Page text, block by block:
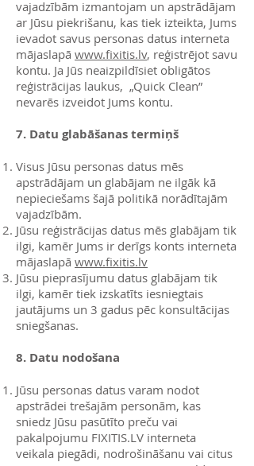
vajadzībām izmantojam un apstrādājam
ar Jūsu piekrišanu, kas tiek izteikta, Jums
ievadot savus personas datus interneta
mājaslapā www.fixitis.lv, reģistrējot savu
kontu. Ja Jūs neaizpildīsiet obligātos
reģistrācijas laukus, „Quick Clean”
nevarēs izveidot Jums kontu.
7. Datu glabāšanas termiņš
Visus Jūsu personas datus mēs
apstrādājam un glabājam ne ilgāk kā
nepieciešams šajā politikā norādītajām
vajadzībām.
Jūsu reģistrācijas datus mēs glabājam tik
ilgi, kamēr Jums ir derīgs konts interneta
mājaslapā www.fixitis.lv
Jūsu pieprasījumu datus glabājam tik
ilgi, kamēr tiek izskatīts iesniegtais
jautājums un 3 gadus pēc konsultācijas
sniegšanas.
8. Datu nodošana
Jūsu personas datus varam nodot
apstrādei trešajām personām, kas
sniedz Jūsu pasūtīto preču vai
pakalpojumu FIXITIS.LV interneta
veikala piegādi, nodrošināšanu vai citus